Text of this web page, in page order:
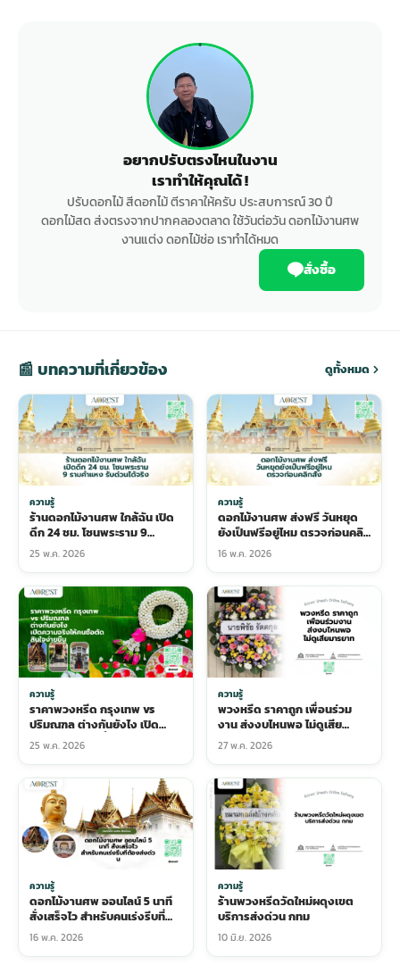
อยากปรับตรงไหนในงาน
เราทำให้คุณได้ !
ปรับดอกไม้ สีดอกไม้ ตีราคาให้ครับ ประสบการณ์ 30 ปี
ดอกไม้สด ส่งตรงจากปากคลองตลาด ใช้วันต่อวัน ดอกไม้งานศพ
งานแต่ง ดอกไม้ช่อ เราทำได้หมด
สั่งซื้อ
📰 บทความที่เกี่ยวข้อง ดูทั้งหมด
ความรู้
ร้านดอกไม้งานศพ ใกล้ฉัน เปิด
ดึก 24 ชม. โซนพระราม 9
รามคำแหง รับด่วนได้จริง
25 พ.ค. 2026
ความรู้
ดอกไม้งานศพ ส่งฟรี วันหยุด
ยังเป็นฟรีอยู่ไหม ตรวจก่อนคลิก
สั่ง
16 พ.ค. 2026
ความรู้
ราคาพวงหรีด กรุงเทพ vs
ปริมณฑล ต่างกันยังไง เปิด
ความจริงให้คนซื้อตัดสินใจง่าย
ขึ้น
25 พ.ค. 2026
ความรู้
พวงหรีด ราคาถูก เพื่อนร่วม
งาน ส่งงบไหนพอ ไม่ดูเสีย
มารยาท
27 พ.ค. 2026
ความรู้
ดอกไม้งานศพ ออนไลน์ 5 นาที
สั่งเสร็จไว สำหรับคนเร่งรีบที่
ต้องส่งด่วน
16 พ.ค. 2026
ความรู้
ร้านพวงหรีดวัดใหม่ผดุงเขต
บริการส่งด่วน กทม
10 มิ.ย. 2026